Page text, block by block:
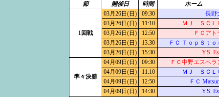
節 開催日 時間 ホーム
1回戦
03月26日(日) 09:30
長野
03月26日(日)
11:10
ＭＪ ＳＣＬ
03月26日(日)
12:50
ＦＣアト
03月26日(日)
13:30
ＦＣ ＴｏｐＳｔｏ
03月26日(日)
15:30 Y.S.
準々決勝
04月09日(日) 09:30
ＦＣ中野エスペラ
04月09日(日)
11:10
ＭＪ ＳＣＬ
04月09日(日)
12:50
ＦＣ
04月09日(日)
14:30 Y.S.